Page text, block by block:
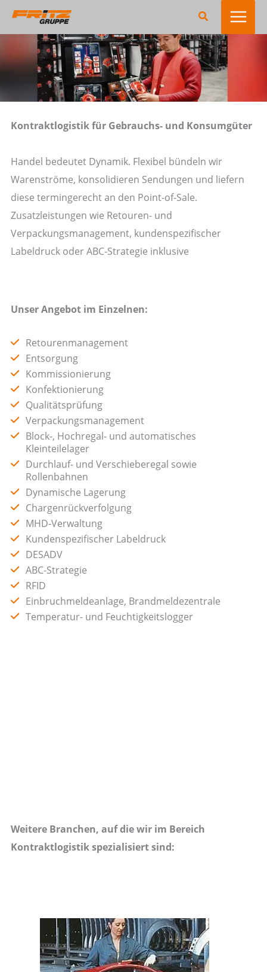
Zum
springen
Suchen
Kontraktlogistik für Gebrauchs- und Konsumgüter
Handel bedeutet Dynamik. Flexibel bündeln wir
Warenströme, konsolidieren Sendungen und liefern
diese termingerecht an den Point-of-Sale.
Zusatzleistungen wie Retouren- und
Verpackungsmanagement, kundenspezifischer
Labeldruck oder ABC-Strategie inklusive
Unser Angebot im Einzelnen:
Retourenmanagement
Entsorgung
Kommissionierung
Konfektionierung
Qualitätsprüfung
Verpackungsmanagement
Block-, Hochregal- und automatisches
Kleinteilelager
Durchlauf- und Verschieberegal sowie
Rollenbahnen
Dynamische Lagerung
Chargenrückverfolgung
MHD-Verwaltung
Kundenspezifischer Labeldruck
DESADV
ABC-Strategie
RFID
Einbruchmeldeanlage, Brandmeldezentrale
Temperatur- und Feuchtigkeitslogger
Weitere Branchen, auf die wir im Bereich
Kontraktlogistik spezialisiert sind: